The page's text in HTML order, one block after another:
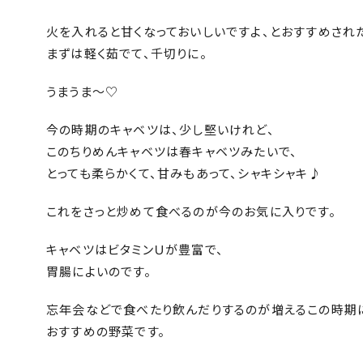
火を入れると甘くなっておいしいですよ、とおすすめされ
まずは軽く茹でて、千切りに。
うまうま～♡
今の時期のキャベツは、少し堅いけれど、
このちりめんキャベツは春キャベツみたいで、
とっても柔らかくて、甘みもあって、シャキシャキ♪
これをさっと炒めて食べるのが今のお気に入りです。
キャベツはビタミンＵが豊富で、
胃腸によいのです。
忘年会などで食べたり飲んだりするのが増えるこの時期
おすすめの野菜です。